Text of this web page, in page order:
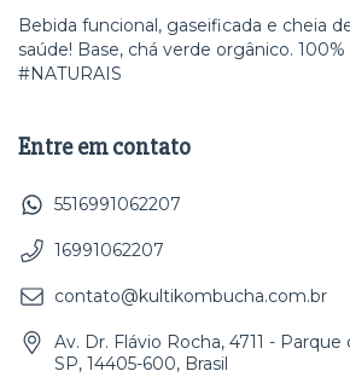
Bebida funcional, gaseificada e cheia
saúde! Base, chá verde orgânico.
#NATURAIS
Entre em contato
5516991062207
16991062207
contato@kultikombucha.com.br
Av. Dr. Flávio Rocha, 4711 - Parque
SP, 14405-600, Brasil